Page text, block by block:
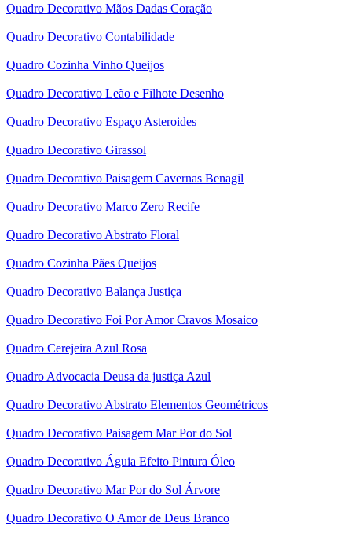
Quadro Decorativo Mãos Dadas Coração
Quadro Decorativo Contabilidade
Quadro Cozinha Vinho Queijos
Quadro Decorativo Leão e Filhote Desenho
Quadro Decorativo Espaço Asteroides
Quadro Decorativo Girassol
Quadro Decorativo Paisagem Cavernas Benagil
Quadro Decorativo Marco Zero Recife
Quadro Decorativo Abstrato Floral
Quadro Cozinha Pães Queijos
Quadro Decorativo Balança Justiça
Quadro Decorativo Foi Por Amor Cravos Mosaico
Quadro Cerejeira Azul Rosa
Quadro Advocacia Deusa da justiça Azul
Quadro Decorativo Abstrato Elementos Geométricos
Quadro Decorativo Paisagem Mar Por do Sol
Quadro Decorativo Águia Efeito Pintura Óleo
Quadro Decorativo Mar Por do Sol Árvore
Quadro Decorativo O Amor de Deus Branco